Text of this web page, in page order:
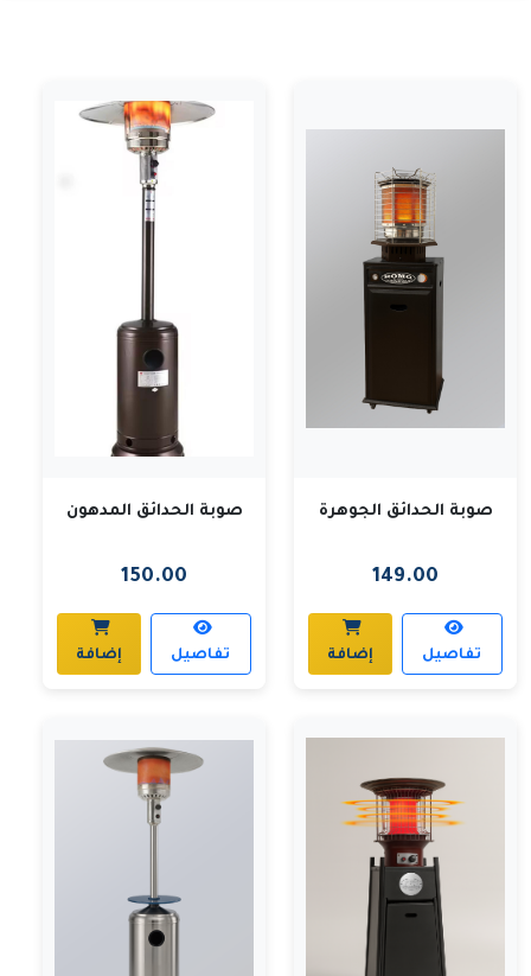
صوبة الحدائق الجوهرة
149.00
تفاصيل إضافة
صوبة الحدائق المدهون
150.00
تفاصيل إضافة